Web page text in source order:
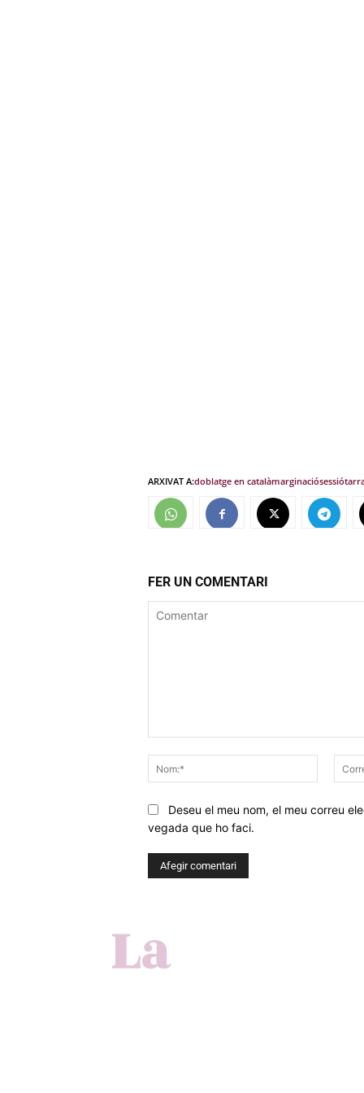
ARXIVAT A:doblatge en catalàmarginaciósessió
FER UN COMENTARI
Nom:*
Deseu el meu nom, el meu correu
vegada que ho faci.